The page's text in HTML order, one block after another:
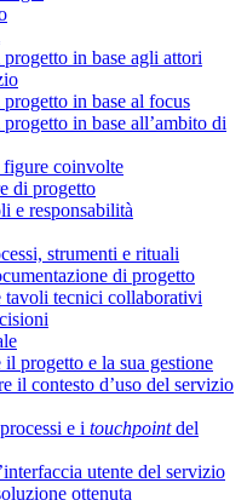
in base agli attori
in base al focus
in base all’ambito di
figure coinvolte
di progetto
e responsabilità
strumenti e rituali
di progetto
tavoli tecnici collaborativi
progetto e la sua gestione
il contesto d’uso del servizio
e i touchpointdel
utente del servizio
ottenuta